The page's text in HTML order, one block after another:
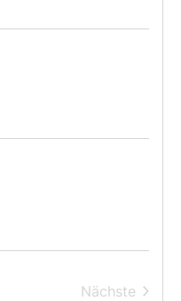
Nächste